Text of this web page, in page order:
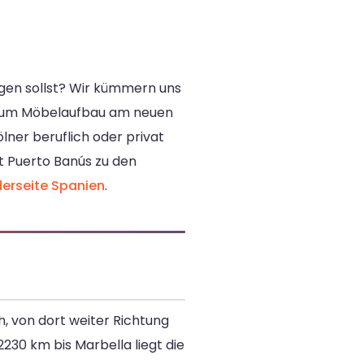
sollst? Wir kümmern uns
Möbelaufbau am neuen
beruflich oder privat
Banús zu den
Spanien.
von dort weiter Richtung
km bis Marbella liegt die